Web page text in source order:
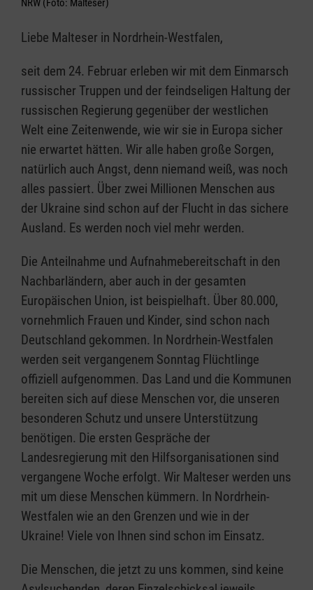
NRW (Foto: Malteser)
Liebe Malteser in Nordrhein-Westfalen,
seit dem 24. Februar erleben wir mit dem Einmarsch
russischer Truppen und der feindseligen Haltung der
russischen Regierung gegenüber der westlichen
Welt eine Zeitenwende, wie wir sie in Europa sicher
nie erwartet hätten. Wir alle haben große Sorgen,
natürlich auch Angst, denn niemand weiß, was noch
alles passiert. Über zwei Millionen Menschen aus
der Ukraine sind schon auf der Flucht in das sichere
Ausland. Es werden noch viel mehr werden.
Die Anteilnahme und Aufnahmebereitschaft in den
Nachbarländern, aber auch in der gesamten
Europäischen Union, ist beispielhaft. Über 80.000,
vornehmlich Frauen und Kinder, sind schon nach
Deutschland gekommen. In Nordrhein-Westfalen
werden seit vergangenem Sonntag Flüchtlinge
offiziell aufgenommen. Das Land und die Kommunen
bereiten sich auf diese Menschen vor, die unseren
besonderen Schutz und unsere Unterstützung
benötigen. Die ersten Gespräche der
Landesregierung mit den Hilfsorganisationen sind
vergangene Woche erfolgt. Wir Malteser werden uns
mit um diese Menschen kümmern. In Nordrhein-
Westfalen wie an den Grenzen und wie in der
Ukraine! Viele von Ihnen sind schon im Einsatz.
Die Menschen, die jetzt zu uns kommen, sind keine